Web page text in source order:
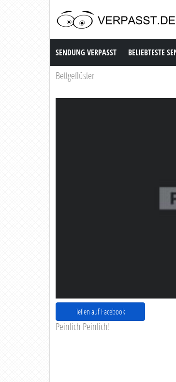
Sendung Verpasst
SENDUNG VERPASST BELIEBTESTE
Bettgeflüster
Teilen auf Facebook
Peinlich Peinlich!